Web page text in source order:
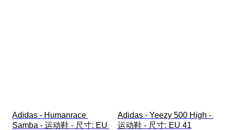
Adidas - Humanrace
Samba - 运动鞋 - 尺寸: EU
Adidas - Yeezy 500 High -
运动鞋 - 尺寸: EU 41